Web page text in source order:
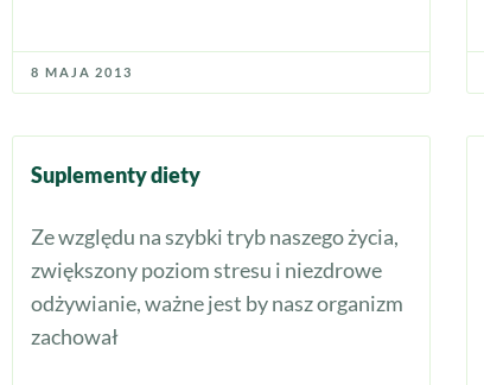
8 MAJA 2013
Suplementy diety
Ze względu na szybki tryb naszego życia,
zwiększony poziom stresu i niezdrowe
odżywianie, ważne jest by nasz organizm
zachował